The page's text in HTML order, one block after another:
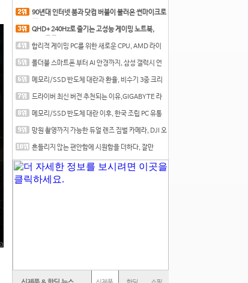
90년대 인터넷 붐과 닷컴 버블이 불러온 썬마이크로
QHD+ 240Hz로 즐기는 고성능 게이밍 노트북,
합리적 게이밍 PC를 위한 새로운 CPU, AMD 라이
폴더블 스마트폰 부터 AI 안경까지, 삼성 갤럭시 언
메모리/SSD 반도체 대란과 환율, 비수기 3중 크리
드라이버 최신 버전 추천되는 이유,GIGABYTE 라
메모리/SSD 반도체 대란 이후, 한국 조립 PC 유통
망원 촬영까지 가능한 듀얼 렌즈 짐벌 카메라, DJI 오
흔들리지 않는 편안함에 시원함을 더하다, 잘만